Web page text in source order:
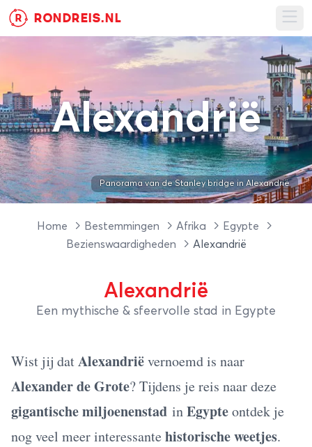
R RONDREIS.NL
Alexandrië
Panorama van de Stanley bridge in Alexandrië
Home Bestemmingen Afrika
Egypte
Bezienswaardigheden
Alexandrië
Alexandrië
Een mythische & sfeervolle stad in Egypte
Wist jij datAlexandriëvernoemd is naar
Alexander de Grote? Tijdens je reis naar deze
gigantische miljoenenstad inEgypteontdek je
nog veel meer interessantehistorische weetjes.